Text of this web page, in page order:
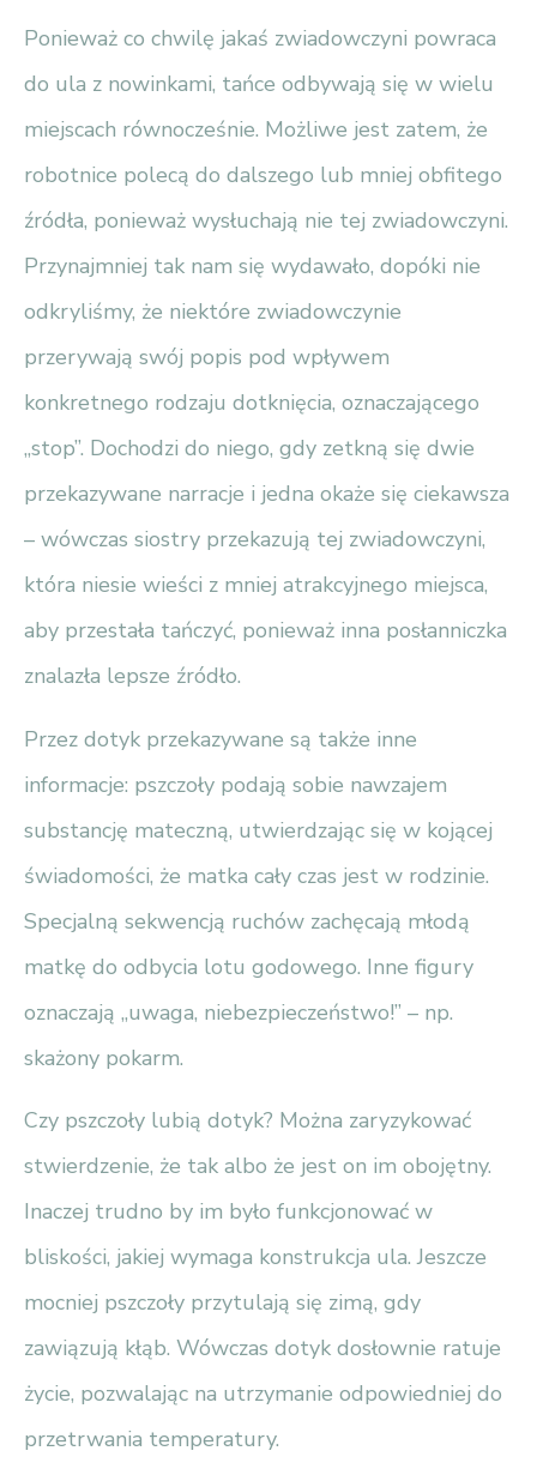
Ponieważ co chwilę jakaś zwiadowczyni powraca
do ula z nowinkami, tańce odbywają się w wielu
miejscach równocześnie. Możliwe jest zatem, że
robotnice polecą do dalszego lub mniej obfitego
źródła, ponieważ wysłuchają nie tej zwiadowczyni.
Przynajmniej tak nam się wydawało, dopóki nie
odkryliśmy, że niektóre zwiadowczynie
przerywają swój popis pod wpływem
konkretnego rodzaju dotknięcia, oznaczającego
„stop”. Dochodzi do niego, gdy zetkną się dwie
przekazywane narracje i jedna okaże się ciekawsza
– wówczas siostry przekazują tej zwiadowczyni,
która niesie wieści z mniej atrakcyjnego miejsca,
aby przestała tańczyć, ponieważ inna posłanniczka
znalazła lepsze źródło.
Przez dotyk przekazywane są także inne
informacje: pszczoły podają sobie nawzajem
substancję mateczną, utwierdzając się w kojącej
świadomości, że matka cały czas jest w rodzinie.
Specjalną sekwencją ruchów zachęcają młodą
matkę do odbycia lotu godowego. Inne figury
oznaczają „uwaga, niebezpieczeństwo!” – np.
skażony pokarm.
Czy pszczoły lubią dotyk? Można zaryzykować
stwierdzenie, że tak albo że jest on im obojętny.
Inaczej trudno by im było funkcjonować w
bliskości, jakiej wymaga konstrukcja ula. Jeszcze
mocniej pszczoły przytulają się zimą, gdy
zawiązują kłąb. Wówczas dotyk dosłownie ratuje
życie, pozwalając na utrzymanie odpowiedniej do
przetrwania temperatury.